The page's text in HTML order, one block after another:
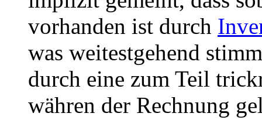
vorhanden ist durch
was weitestgehend
durch eine zum Teil
währen der Rechnung